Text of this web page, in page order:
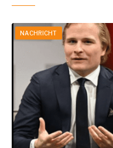
NACHRICHT